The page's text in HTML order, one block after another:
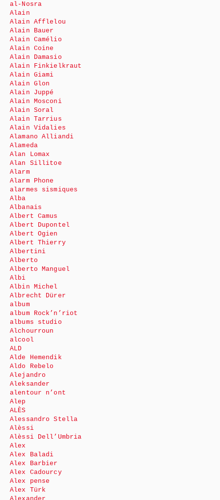
al-Nosra
Alain
Alain Afflelou
Alain Bauer
Alain Camélio
Alain Coine
Alain Damasio
Alain Finkielkraut
Alain Giami
Alain Glon
Alain Juppé
Alain Mosconi
Alain Soral
Alain Tarrius
Alain Vidalies
Alamano Alliandi
Alameda
Alan Lomax
Alan Sillitoe
Alarm
Alarm Phone
alarmes sismiques
Alba
Albanais
Albert Camus
Albert Dupontel
Albert Ogien
Albert Thierry
Albertini
Alberto
Alberto Manguel
Albi
Albin Michel
Albrecht Dürer
album
album Rock’n’riot
albums studio
Alchourroun
alcool
ALD
Alde Hemendik
Aldo Rebelo
Alejandro
Aleksander
alentour n’ont
Alep
ALÈS
Alessandro Stella
Alèssi
Alèssi Dell’Umbria
Alex
Alex Baladi
Alex Barbier
Alex Cadourcy
Alex pense
Alex Türk